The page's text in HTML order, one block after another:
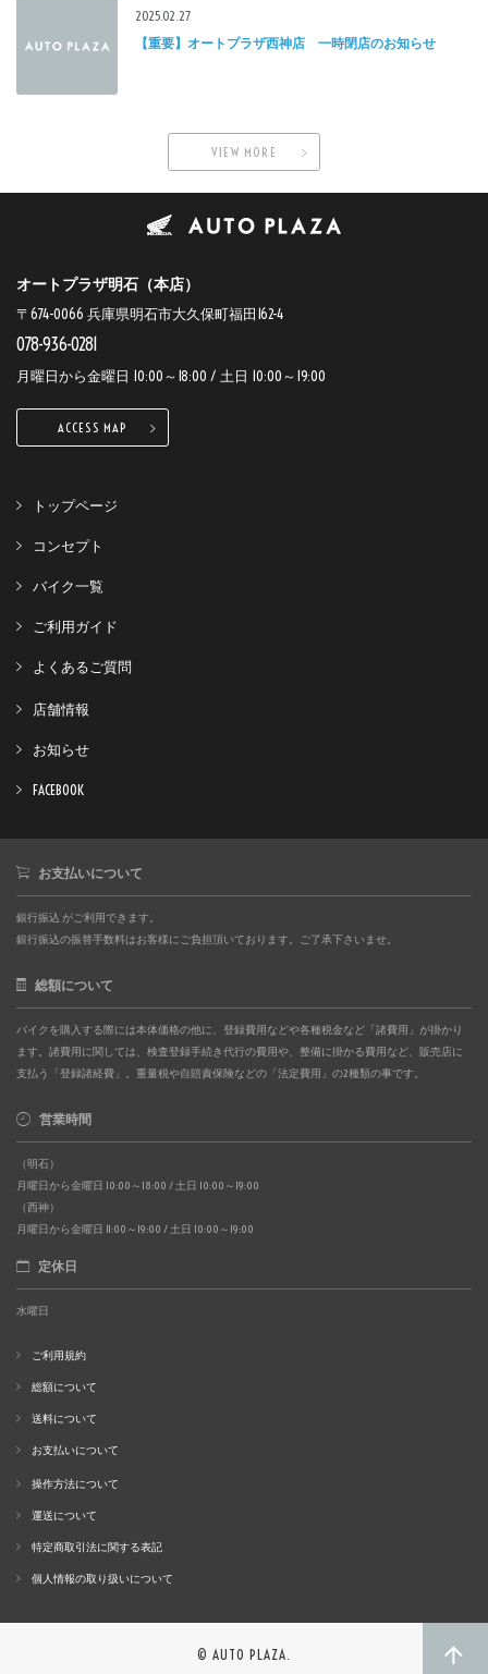
2025.02.27
【重要】オートプラザ西神店 一時閉店のお知らせ
VIEW MORE
オートプラザ明石（本店）
〒674-0066 兵庫県明石市大久保町福田162-4
078-936-0281
月曜日から金曜日 10:00～18:00 / 土日 10:00～19:00
ACCESS MAP
トップページ
コンセプト
バイク一覧
ご利用ガイド
よくあるご質問
店舗情報
お知らせ
FACEBOOK
お支払いについて
銀行振込 がご利用できます。
銀行振込の振替手数料はお客様にご負担頂いております。ご了承下さいませ。
総額について
バイクを購入する際には本体価格の他に、登録費用などや各種税金など「諸費用」が掛かり
ます。諸費用に関しては、検査登録手続き代行の費用や、整備に掛かる費用など、販売店に
支払う「登録諸経費」。重量税や自賠責保険などの「法定費用」の2種類の事です。
営業時間
（明石）
月曜日から金曜日 10:00～18:00 / 土日 10:00～19:00
（西神）
月曜日から金曜日 11:00～19:00 / 土日 10:00～19:00
定休日
水曜日
ご利用規約
総額について
送料について
お支払いについて
操作方法について
運送について
特定商取引法に関する表記
個人情報の取り扱いについて
© AUTO PLAZA.